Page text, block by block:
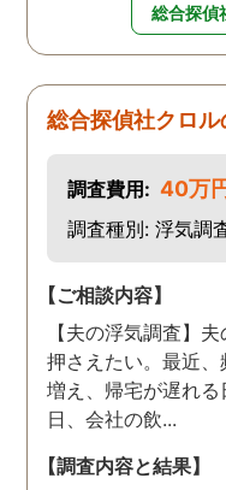
総合探偵
総合探偵社クロル
調査費用: 40万
調査種別: 浮気調
【ご相談内容】
【夫の浮気調査】
押さえたい。最近
増え、帰宅が遅れ
日、会社の飲...
【調査内容と結果】